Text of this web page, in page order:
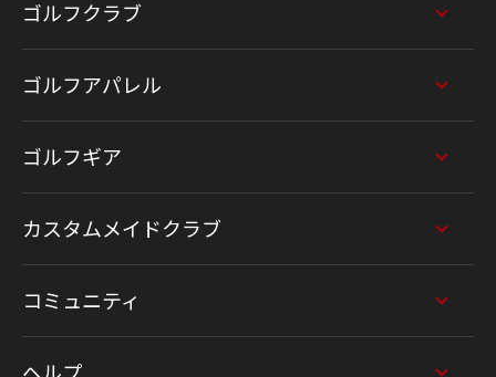
ゴルフクラブ
ゴルフアパレル
ゴルフギア
カスタムメイドクラブ
コミュニティ